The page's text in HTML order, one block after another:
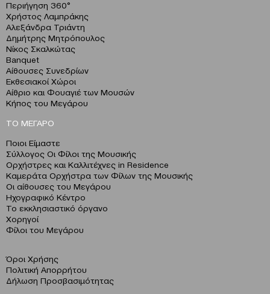
Περιήγηση 360°
Χρήστος Λαμπράκης
Αλεξάνδρα Τριάντη
Δημήτρης Μητρόπουλος
Νίκος Σκαλκώτας
Banquet
Αίθουσες Συνεδρίων
Εκθεσιακοί Χώροι
Αίθριο και Φουαγιέ των Μουσών
Κήπος του Μεγάρου
ΤΟ ΜΕΓΑΡΟ
Ποιοι Είμαστε
Σύλλογος Οι Φίλοι της Μουσικής
Ορχήστρες και Καλλιτέχνες in Residence
Καμεράτα Ορχήστρα των Φίλων της Μουσικής
Οι αίθουσες του Μεγάρου
Ηχογραφικό Κέντρο
Το εκκλησιαστικό όργανο
Χορηγοί
Φίλοι του Μεγάρου
Όροι Χρήσης
Πολιτική Απορρήτου
Δήλωση Προσβασιμότητας